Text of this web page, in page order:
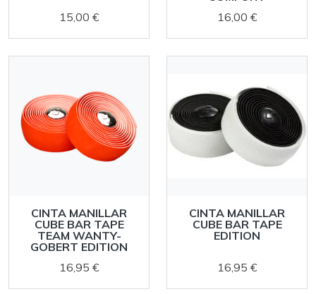
15,00 €
16,00 €
CINTA MANILLAR
CUBE BAR TAPE
TEAM WANTY-
GOBERT EDITION
16,95 €
CINTA MANILLAR
CUBE BAR TAPE
EDITION
16,95 €